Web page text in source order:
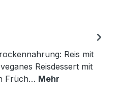
Reis mit
Reisdessert mit
Früch… Mehr